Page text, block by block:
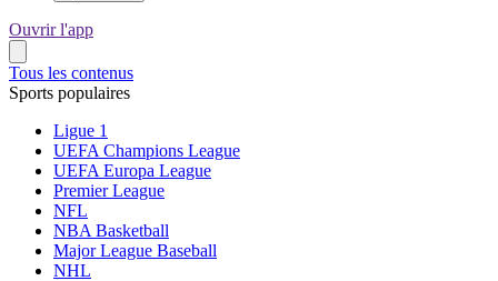
Ouvrir l'app
Tous les contenus
Sports populaires
Ligue 1
UEFA Champions League
UEFA Europa League
Premier League
NFL
NBA Basketball
Major League Baseball
NHL